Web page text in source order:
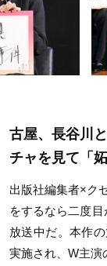
古屋、長谷川
チャを見て「妬
出版社編集者×ク
をするなら二度
放送中だ。本作
実施され、W主演